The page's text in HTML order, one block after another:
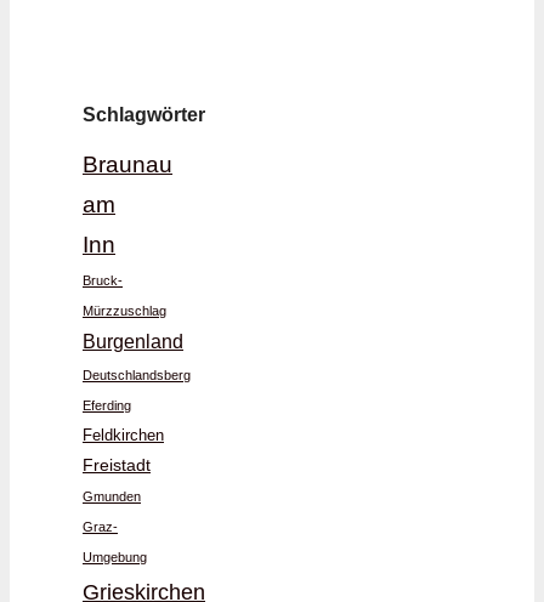
Schlagwörter
Braunau
am
Inn
Bruck-
Mürzzuschlag
Burgenland
Deutschlandsberg
Eferding
Feldkirchen
Freistadt
Gmunden
Graz-
Umgebung
Grieskirchen